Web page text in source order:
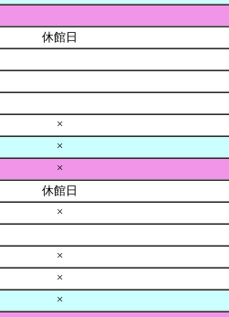
休館日
×
×
×
休館日
×
×
×
×